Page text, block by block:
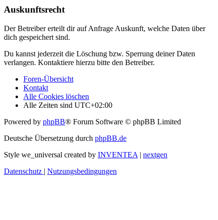
Auskunftsrecht
Der Betreiber erteilt dir auf Anfrage Auskunft, welche Daten über
dich gespeichert sind.
Du kannst jederzeit die Löschung bzw. Sperrung deiner Daten
verlangen. Kontaktiere hierzu bitte den Betreiber.
Foren-Übersicht
Kontakt
Alle Cookies löschen
Alle Zeiten sind UTC+02:00
Powered by phpBB® Forum Software © phpBB Limited
Deutsche Übersetzung durch phpBB.de
Style we_universal created by INVENTEA | nextgen
Datenschutz | Nutzungsbedingungen